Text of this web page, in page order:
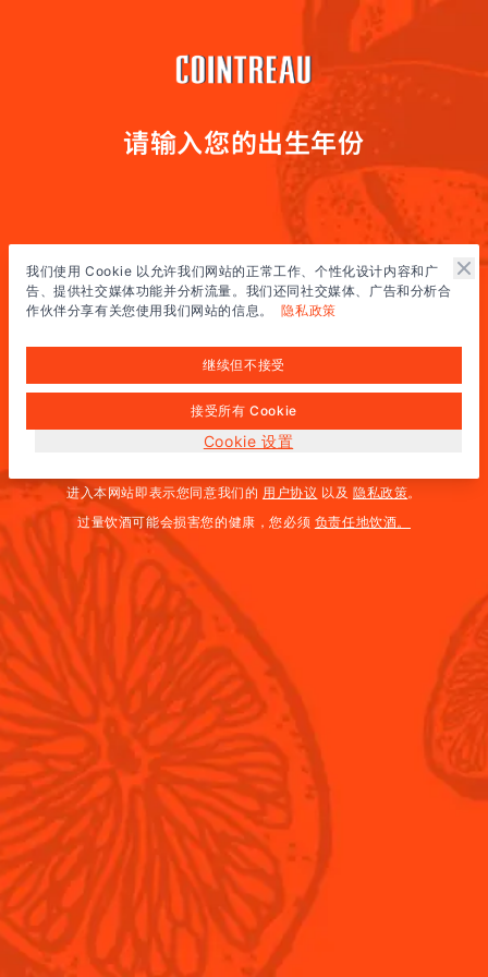
我们使用 Cookie 以允许我们网站的正常工作、个性化设计内容和广
告、提供社交媒体功能并分析流量。我们还同社交媒体、广告和分析合
作伙伴分享有关您使用我们网站的信息。
隐私政策
继续但不接受
接受所有 Cookie
Cookie 设置
请输入您的出生年份
全球网站
进入本网站即表示您同意我们的 用户协议 以及 隐私政策。
过量饮酒可能会损害您的健康，您必须 负责任地饮酒。